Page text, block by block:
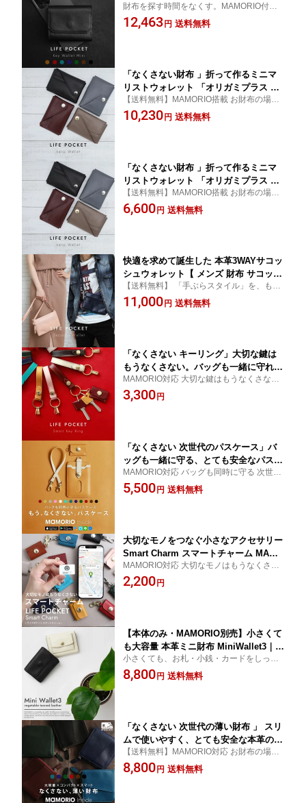
｜スマートキー収納 小さい財布 メンズ
レディース 紛失防止
財布を探す時間をなくす。MAMORIO付
属、スキミング防止対応の本革ミニ財布。
12,463 円 送料無料
「なくさない財布 」折って作るミニマ
リストウォレット 「オリガミプラス Ori
gami+」【 レディース 財布 メンズ レ
ザー 本革 小さい財布 紛失防止 MAMOR
【送料無料】MAMORIO搭載 お財布の場所
がわかる 次世代のお財布が登場！【 ミニ財
布 メンズ 財布 レディース ライフポケッ
10,230 円 送料無料
「なくさない財布 」折って作るミニマ
リストウォレット 「オリガミプラス Ori
gami+」【 レディース 財布 メンズ レ
ザー 本革 三つ折り 小さい財布 紛失防
【送料無料】MAMORIO搭載 お財布の場所
がわかる 次世代のお財布が登場！【 ミニ財
布 メンズ 財布 レディース ライフポケッ
6,600 円 送料無料
快適を求めて誕生した 本革3WAYサコッ
シュウォレット【 メンズ 財布 サコッシ
ュ ショルダーバッグ レディース 財布
薄い RFID レザー 本革 財布 送料無料】
【送料無料】 「手ぶらスタイル」を、もっ
と「便利＆スタイリッシュ」に【 薄い財布
メンズ 財布 レディース プレゼント ライフ
11,000 円 送料無料
「なくさない キーリング」大切な鍵は
もうなくさない。バッグも一緒に守れ
る、とても安全なキーリング「ライフポ
ケット スマートキーリング」【鍵 紛失
MAMORIO対応 大切な鍵はもうなくさない
次世代のキーリングが登場！【 キーケース
メンズ レディース ライフポケット】
3,300 円
「なくさない 次世代のパスケース」バ
ッグも一緒に守る、とても安全なパスケ
ースです。「スマートパスケース」【定
期入れ メンズ レディース パスケース I
MAMORIO対応 バッグも同時に守る 次世代
のパスケースが登場！【 定期入れ メンズ
パスケース レディース ライフポケット】
5,500 円 送料無料
大切なモノをつなぐ小さなアクセサリー
Smart Charm スマートチャーム MAMO
RIO Inside【鍵 バッグ キーケース キー
リング アクセサリー leather レザー マ
MAMORIO対応 大切なモノはもうなくさい
【プレゼント ライフポケット LIFE POCKE
T 】
2,200 円
【本体のみ・MAMORIO別売】小さくて
も大容量 本革ミニ財布 MiniWallet3｜ス
キミング防止 小さい財布 メンズ レディ
ース
小さくても、お札・小銭・カードをしっか
り収納。MAMORIOを追加できる本革ミニ
財布。
8,800 円 送料無料
「なくさない 次世代の薄い財布 」 スリ
ムで使いやすく、とても安全な本革のお
財布です。大容量+スキミング防止 対応
「スマートウォレット」【 メンズ 財布
【送料無料】MAMORIO対応 お財布の場所
がわかる 次世代のお財布が登場！【 薄い財
布 メンズ 財布 レディース プレゼント ライ
8,800 円 送料無料